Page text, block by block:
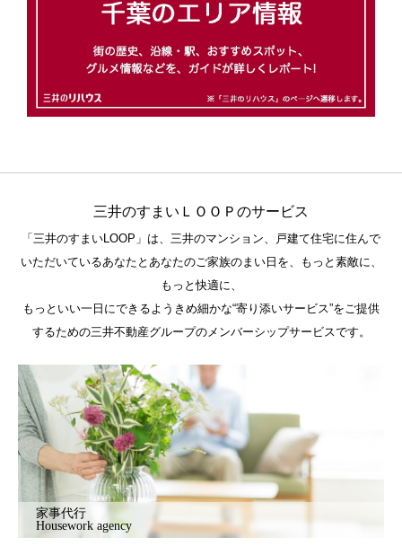
三井のすまいＬＯＯＰのサービス
「三井のすまいLOOP」は、三井のマンション、戸建て住宅に住んで
いただいているあなたとあなたのご家族のまい日を、もっと素敵に、
もっと快適に、
もっといい一日にできるようきめ細かな“寄り添いサービス”をご提供
するための三井不動産グループのメンバーシップサービスです。
家事代行
Housework agency